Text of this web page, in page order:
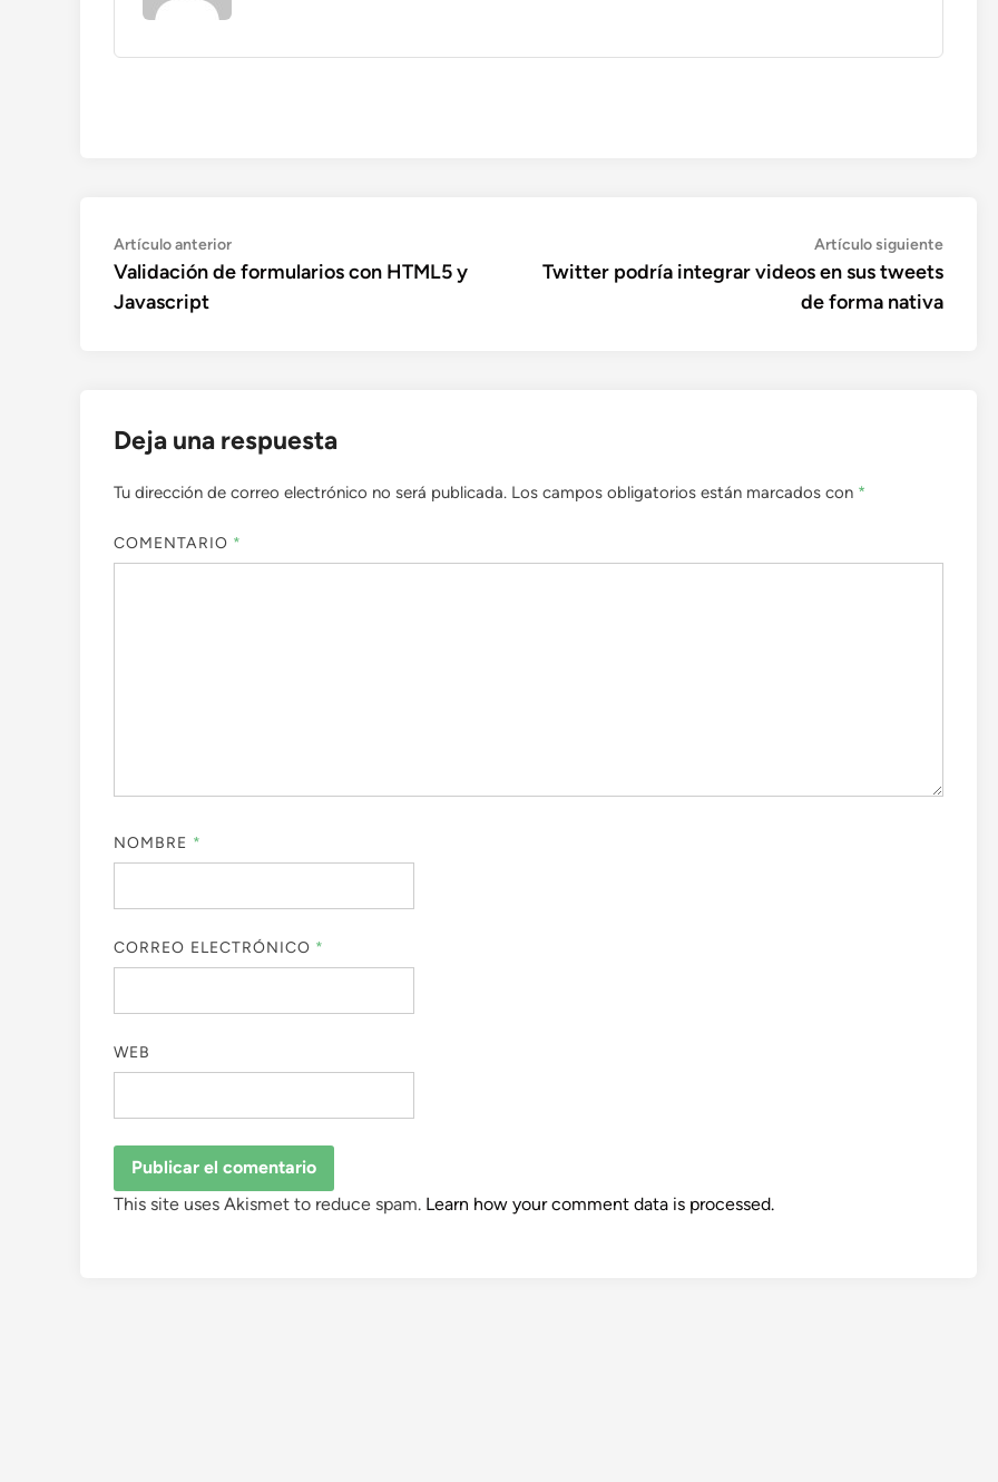
Navegación
de
entradas
Artículo anteriorArtículo
anterior:
Validación de formularios con HTML5 y
Javascript
Artículo siguienteArtículo
Twitter podría integrar videos en sus tweets
de forma nativa
Deja una respuesta
Tu dirección de correo electrónico no será publicada. Los campos obligatorios están marcados con *
COMENTARIO *
NOMBRE *
CORREO ELECTRÓNICO *
WEB
This site uses Akismet to reduce spam. Learn how your comment data is processed.